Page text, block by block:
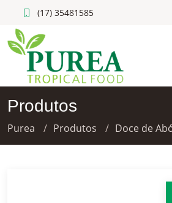
(17) 35481585
Produtos
Purea Produtos Doce de